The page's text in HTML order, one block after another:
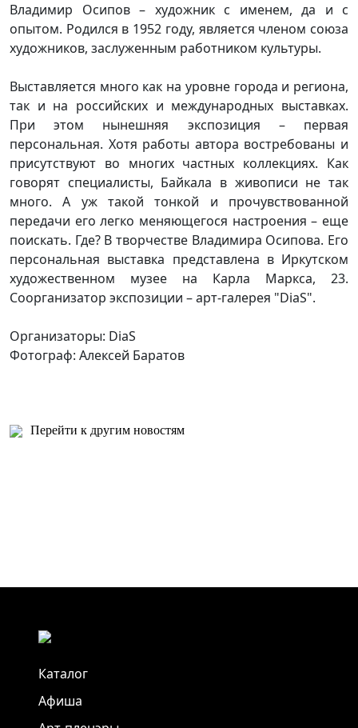
Владимир Осипов – художник с именем, да и с
опытом. Родился в 1952 году, является членом союза
художников, заслуженным работником культуры.
Выставляется много как на уровне города и региона,
так и на российских и международных выставках.
При этом нынешняя экспозиция – первая
персональная. Хотя работы автора востребованы и
присутствуют во многих частных коллекциях. Как
говорят специалисты, Байкала в живописи не так
много. А уж такой тонкой и прочувствованной
передачи его легко меняющегося настроения – еще
поискать. Где? В творчестве Владимира Осипова. Его
персональная выставка представлена в Иркутском
художественном музее на Карла Маркса, 23.
Соорганизатор экспозиции – арт-галерея "DiaS".
Организаторы: DiaS
Фотограф: Алексей Баратов
Перейти к другим новостям
Каталог
Афиша